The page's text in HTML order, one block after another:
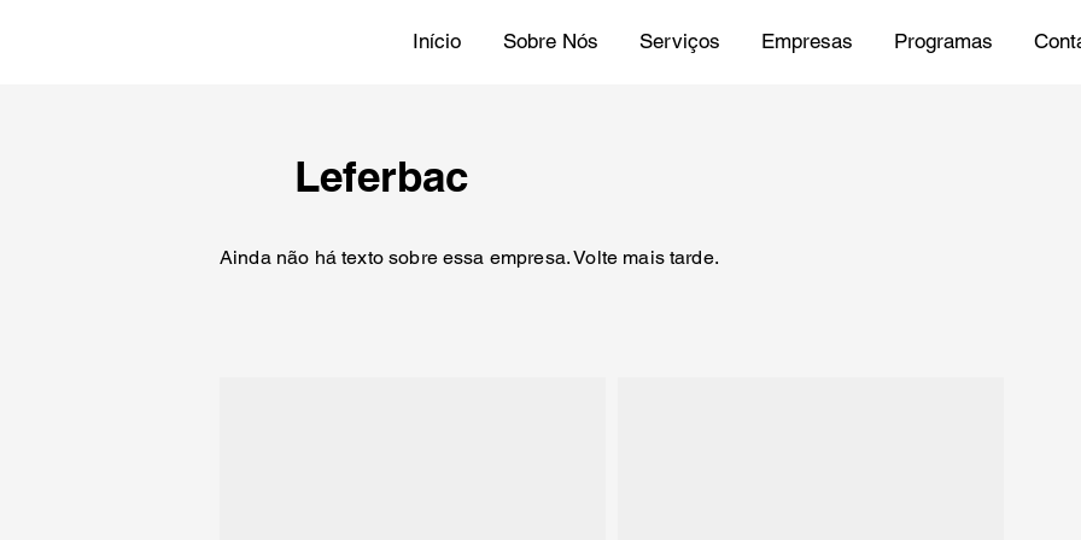
Início Sobre Nós Serviços Empresas Programas
Leferbac
Ainda não há texto sobre essa empresa. Volte mais tarde.